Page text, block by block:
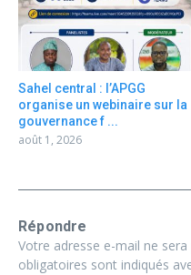
Sahel central : l’APGG
organise un webinaire sur la
gouvernance f ...
août 1, 2026
Répondre
Votre adresse e-mail ne sera
obligatoires sont indiqués